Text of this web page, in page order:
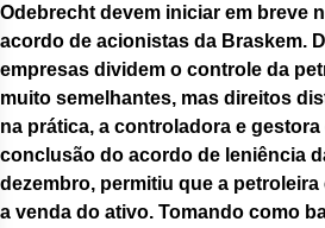
Odebrecht devem iniciar em breve
acordo de acionistas da Braskem.
empresas dividem o controle da
muito semelhantes, mas direitos
na prática, a controladora e
conclusão do acordo de leniência
dezembro, permitiu que a
a venda do ativo. Tomando como